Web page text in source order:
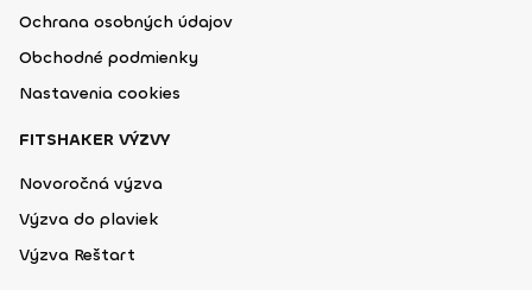
Ochrana osobných údajov
Obchodné podmienky
Nastavenia cookies
FITSHAKER VÝZVY
Novoročná výzva
Výzva do plaviek
Výzva Reštart